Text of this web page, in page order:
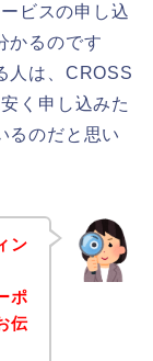
ビスの申し込
かるのです
人は、CROSS
く申し込みた
るのだと思い
ン
ポ
伝